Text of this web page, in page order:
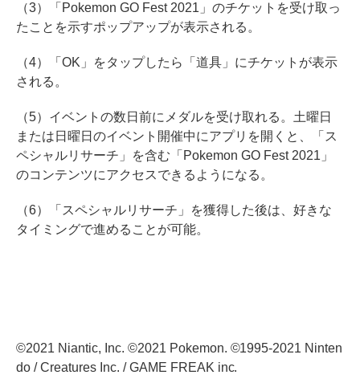
（3）「Pokemon GO Fest 2021」のチケットを受け取っ
たことを示すポップアップが表示される。
（4）「OK」をタップしたら「道具」にチケットが表示
される。
（5）イベントの数日前にメダルを受け取れる。土曜日
または日曜日のイベント開催中にアプリを開くと、「ス
ペシャルリサーチ」を含む「Pokemon GO Fest 2021」
のコンテンツにアクセスできるようになる。
（6）「スペシャルリサーチ」を獲得した後は、好きな
タイミングで進めることが可能。
©2021 Niantic, Inc. ©2021 Pokemon. ©1995-2021 Ninten
do / Creatures Inc. / GAME FREAK inc.